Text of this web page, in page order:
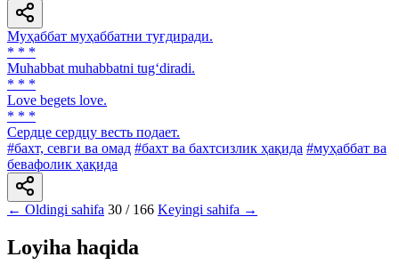
Муҳаббат муҳаббатни туғдиради.
* * *
Muhabbat muhabbatni tug‘diradi.
* * *
Love begets love.
* * *
Сердце сердцу весть подает.
#бахт, севги ва омад #бахт ва бахтсизлик ҳақида #муҳаббат ва
бевафолик ҳақида
← Oldingi sahifa 30 / 166 Keyingi sahifa →
Loyiha haqida